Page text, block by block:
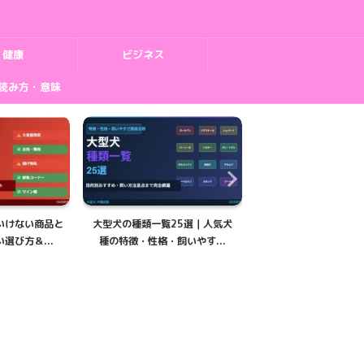
健康 ビジネス
み方・意味
けない商品と
選び方＆...
大型犬の種類一覧25選｜人気犬
種の特徴・性格・飼いやす...